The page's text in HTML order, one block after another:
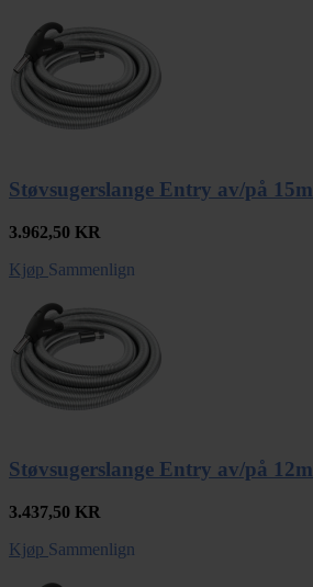
Støvsugerslange Entry av/på 15m
3.962,50 KR
Kjøp Sammenlign
Støvsugerslange Entry av/på 12m
3.437,50 KR
Kjøp Sammenlign